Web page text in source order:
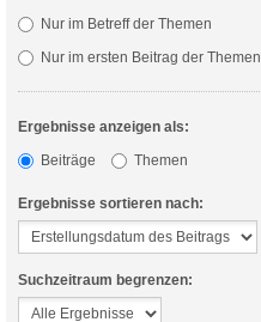
Nur im Betreff der Themen
Nur im ersten Beitrag der Themen
Ergebnisse anzeigen als:
Beiträge
Themen
Ergebnisse sortieren nach:
Suchzeitraum begrenzen: